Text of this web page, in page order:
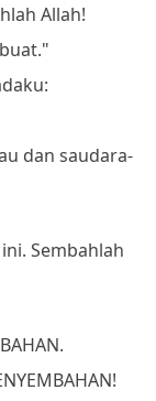
Allah!
dan saudara-
Sembahlah